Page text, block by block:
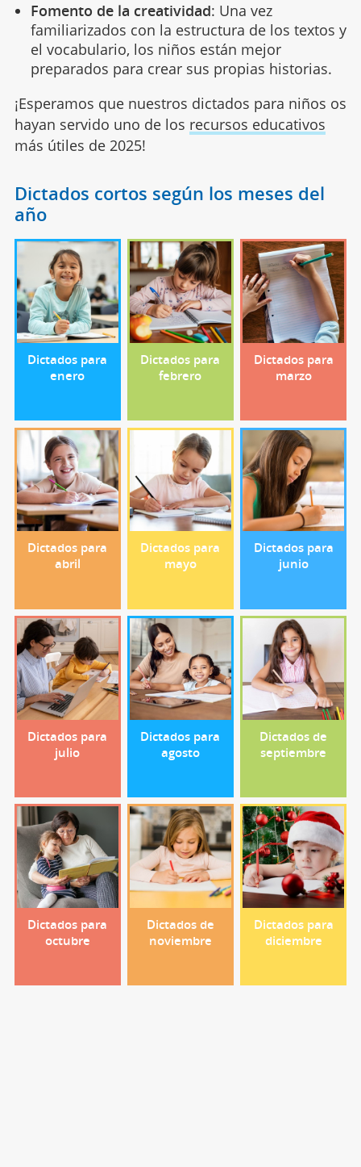
Fomento de la creatividad: Una vez
familiarizados con la estructura de los textos y
el vocabulario, los niños están mejor
preparados para crear sus propias historias.
¡Esperamos que nuestros dictados para niños os
hayan servido uno de los recursos educativos
más útiles de 2025!
Dictados cortos según los meses del
año
Dictados para
enero
Dictados para
febrero
Dictados para
marzo
Dictados para
abril
Dictados para
mayo
Dictados para
junio
Dictados para
julio
Dictados para
agosto
Dictados de
septiembre
Dictados para
octubre
Dictados de
noviembre
Dictados para
diciembre